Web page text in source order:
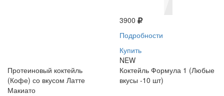
3900
Подробности
Купить
NEW
Протеиновый коктейль
(Кофе) со вкусом Латте
Макиато
Коктейль Формула 1 (Любые
вкусы -10 шт)